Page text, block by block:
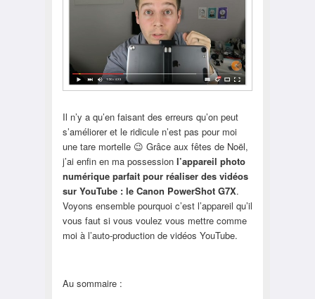
Il n’y a qu’en faisant des erreurs qu’on peut
s’améliorer et le ridicule n’est pas pour moi
une tare mortelle 😉 Grâce aux fêtes de Noël,
j’ai enfin en ma possession l’appareil photo
numérique parfait pour réaliser des vidéos
sur YouTube : le Canon PowerShot G7X.
Voyons ensemble pourquoi c’est l’appareil qu’il
vous faut si vous voulez vous mettre comme
moi à l’auto-production de vidéos YouTube.
Au sommaire :